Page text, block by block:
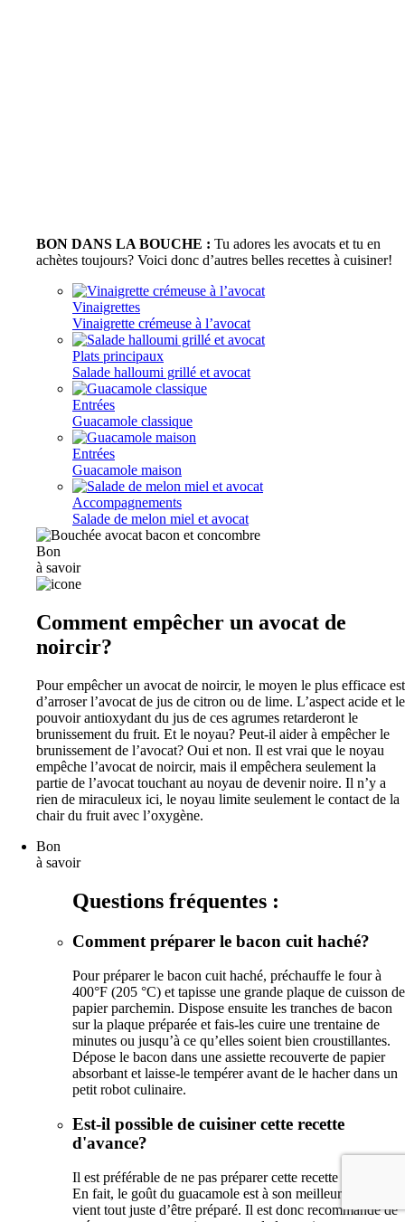
BON DANS LA BOUCHE : Tu adores les avocats et tu en
achètes toujours? Voici donc d’autres belles recettes à cuisiner!
Vinaigrettes
Vinaigrette crémeuse à l’avocat
Plats principaux
Salade halloumi grillé et avocat
Entrées
Guacamole classique
Entrées
Guacamole maison
Accompagnements
Salade de melon miel et avocat
Bon
à savoir
Comment empêcher un avocat de
noircir?
Pour empêcher un avocat de noircir, le moyen le plus efficace est
d’arroser l’avocat de jus de citron ou de lime. L’aspect acide et le
pouvoir antioxydant du jus de ces agrumes retarderont le
brunissement du fruit. Et le noyau? Peut-il aider à empêcher le
brunissement de l’avocat? Oui et non. Il est vrai que le noyau
empêche l’avocat de noircir, mais il empêchera seulement la
partie de l’avocat touchant au noyau de devenir noire. Il n’y a
rien de miraculeux ici, le noyau limite seulement le contact de la
chair du fruit avec l’oxygène.
Bon
à savoir
Questions fréquentes :
Comment préparer le bacon cuit haché?
Pour préparer le bacon cuit haché, préchauffe le four à
400°F (205 °C) et tapisse une grande plaque de cuisson de
papier parchemin. Dispose ensuite les tranches de bacon
sur la plaque préparée et fais-les cuire une trentaine de
minutes ou jusqu’à ce qu’elles soient bien croustillantes.
Dépose le bacon dans une assiette recouverte de papier
absorbant et laisse-le tempérer avant de le hacher dans un
petit robot culinaire.
Est-il possible de cuisiner cette recette
d'avance?
Il est préférable de ne pas préparer cette recette d’avance.
En fait, le goût du guacamole est à son meilleur lorsqu’il
vient tout juste d’être préparé. Il est donc recommandé de